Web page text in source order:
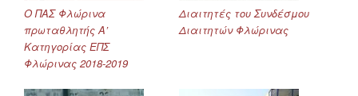
Ο ΠΑΣ Φλώρινα
πρωταθλητής Α’
Κατηγορίας ΕΠΣ
Φλώρινας 2018-2019
Διαιτητές του Συνδέσμου
Διαιτητών Φλώρινας